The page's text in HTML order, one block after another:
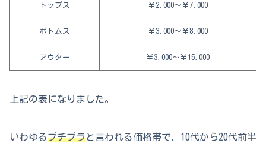
トップス ￥2,000～￥7,000
ボトムス ￥3,000～￥8,000
アウター ￥3,000～￥15,000
上記の表になりました。
いわゆるプチプラと言われる価格帯で、10代から20代前半